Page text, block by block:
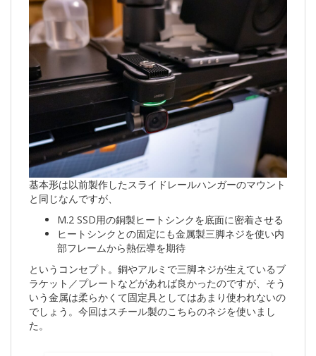
基本形は以前製作したスライドレールハンガーのマウント
と同じなんですが、
M.2 SSD用の銅製ヒートシンクを底面に密着させる
ヒートシンクとの固定にも金属製三脚ネジを使い内
部フレームから熱伝導を期待
というコンセプト。銅やアルミで三脚ネジが生えているブ
ラケット／プレートなどがあれば良かったのですが、そう
いう金属は柔らかくて固定具としてはあまり使われないの
でしょう。今回はスチール製のこちらのネジを使いまし
た。